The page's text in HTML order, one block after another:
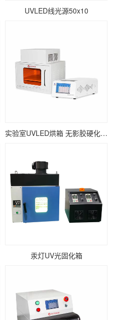
UVLED线光源50x10
实验室UVLED烘箱 无影胶硬化紫外线UV烘干设备
汞灯UV光固化箱